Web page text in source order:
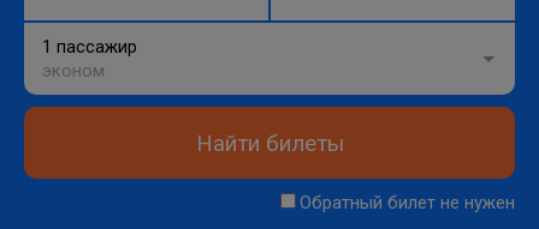
1 пассажир
эконом
Найти билеты
Обратный билет не нужен